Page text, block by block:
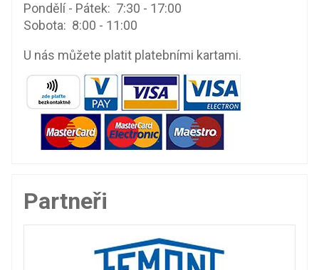
Pondělí - Pátek: 7:30 - 17:00
Sobota: 8:00 - 11:00
U nás můžete platit platebními kartami.
Partneři